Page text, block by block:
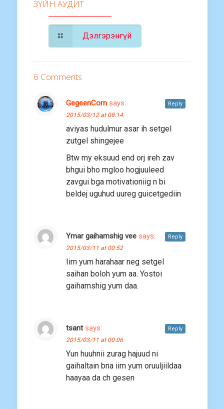
ЗҮЙН АУДИТ
Дэлгэрэнгүй
6 Comments
GegeenCom says:
2015/03/12 at 08:14
aviyas hudulmur asar ih setgel
zutgel shingejee
Btw my eksuud end orj ireh zav
bhgui bho mgloo hogjuuleed
zavgui bga motivationiig n bi
beldej uguhud uureg guicetgediin
Reply
Ymar gaihamshig vee says:
2015/03/11 at 00:52
Iim yum harahaar neg setgel
saihan boloh yum aa. Yostoi
gaihamshig yum daa.
Reply
tsant says:
2015/03/11 at 00:06
Yun huuhnii zurag hajuud ni
gaihaltain bna iim yum oruuljiildaa
haayaa da ch gesen
Reply